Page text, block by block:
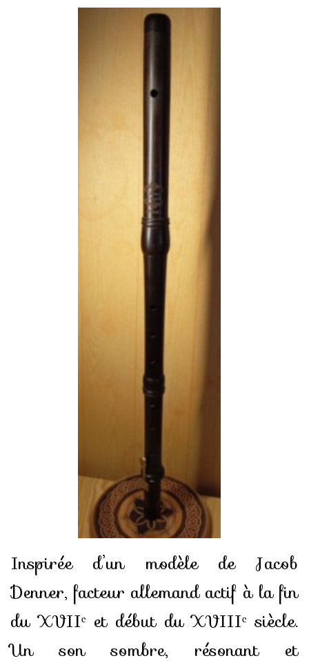
Les Instruments
Inspirée d’un modèle de Jacob
Denner, facteur allemand actif à la fin
du XVIIᵉ et début du XVIIIᵉ siècle.
Un son sombre, résonant et